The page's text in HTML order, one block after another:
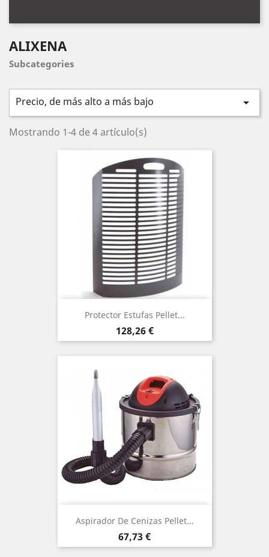
ALIXENA
Subcategories
Precio, de más alto a más bajo 
Mostrando 1-4 de 4 artículo(s)
Protector Estufas Pellet...
Precio
128,26 €
Aspirador De Cenizas Pellet...
Precio
67,73 €